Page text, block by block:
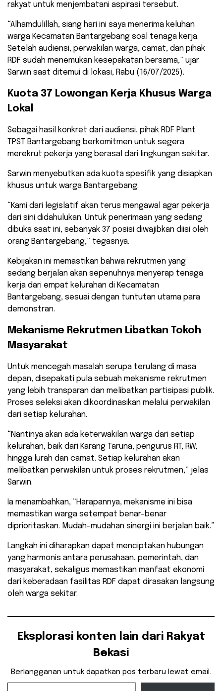
rakyat untuk menjembatani aspirasi tersebut.
“Alhamdulillah, siang hari ini saya menerima keluhan
warga Kecamatan Bantargebang soal tenaga kerja.
Setelah audiensi, perwakilan warga, camat, dan pihak
RDF sudah menemukan kesepakatan bersama,” ujar
Sarwin saat ditemui di lokasi, Rabu (16/07/2025).
Kuota 37 Lowongan Kerja Khusus Warga
Lokal
Sebagai hasil konkret dari audiensi, pihak RDF Plant
TPST Bantargebang berkomitmen untuk segera
merekrut pekerja yang berasal dari lingkungan sekitar.
Sarwin menyebutkan ada kuota spesifik yang disiapkan
khusus untuk warga Bantargebang.
“Kami dari legislatif akan terus mengawal agar pekerja
dari sini didahulukan. Untuk penerimaan yang sedang
dibuka saat ini, sebanyak 37 posisi diwajibkan diisi oleh
orang Bantargebang,” tegasnya.
Kebijakan ini memastikan bahwa rekrutmen yang
sedang berjalan akan sepenuhnya menyerap tenaga
kerja dari empat kelurahan di Kecamatan
Bantargebang, sesuai dengan tuntutan utama para
demonstran.
Mekanisme Rekrutmen Libatkan Tokoh
Masyarakat
Untuk mencegah masalah serupa terulang di masa
depan, disepakati pula sebuah mekanisme rekrutmen
yang lebih transparan dan melibatkan partisipasi publik.
Proses seleksi akan dikoordinasikan melalui perwakilan
dari setiap kelurahan.
“Nantinya akan ada keterwakilan warga dari setiap
kelurahan, baik dari Karang Taruna, pengurus RT, RW,
hingga lurah dan camat. Setiap kelurahan akan
melibatkan perwakilan untuk proses rekrutmen,” jelas
Sarwin.
Ia menambahkan, “Harapannya, mekanisme ini bisa
memastikan warga setempat benar-benar
diprioritaskan. Mudah-mudahan sinergi ini berjalan baik.”
Langkah ini diharapkan dapat menciptakan hubungan
yang harmonis antara perusahaan, pemerintah, dan
masyarakat, sekaligus memastikan manfaat ekonomi
dari keberadaan fasilitas RDF dapat dirasakan langsung
oleh warga sekitar.
Eksplorasi konten lain dari Rakyat
Bekasi
Berlangganan untuk dapatkan pos terbaru lewat email.
Ketikkan email Anda...